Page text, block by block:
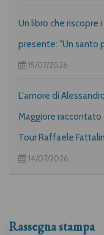
Un libro che riscopre
presente: "Un santo
15/07/2026
L'amore di
Maggiore
Tour Raffaele
14/07/2026
Rassegna stampa